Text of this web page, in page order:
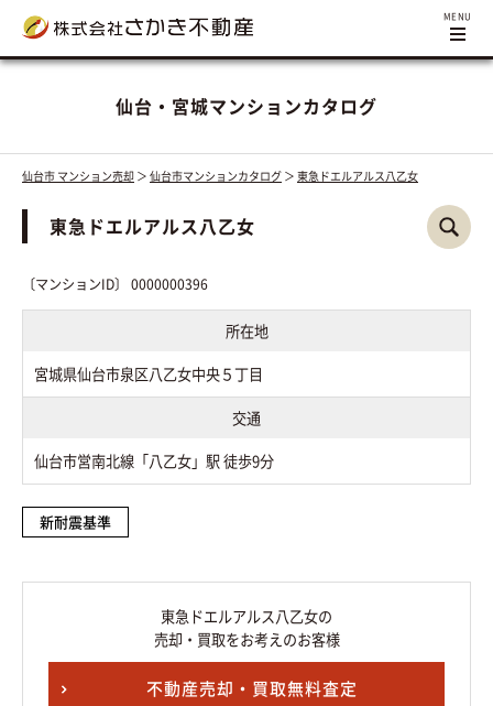
仙台・宮城マンションカタログ
仙台市 マンション売却 ＞ 仙台市マンションカタログ ＞ 東急ドエルアルス八乙女
東急ドエルアルス八乙女
〔マンションID〕 0000000396
所在地
宮城県仙台市泉区八乙女中央５丁目
交通
仙台市営南北線「八乙女」駅 徒歩9分
新耐震基準
東急ドエルアルス八乙女の
売却・買取をお考えのお客様
不動産売却・買取無料査定